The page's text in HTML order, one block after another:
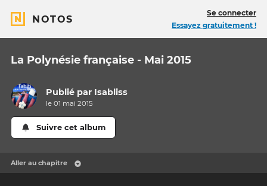
NOTOS
Se connecter
Essayez gratuitement !
La Polynésie française - Mai 2015
Publié par Isabliss
le 01 mai 2015
Suivre cet album
Aller au chapitre